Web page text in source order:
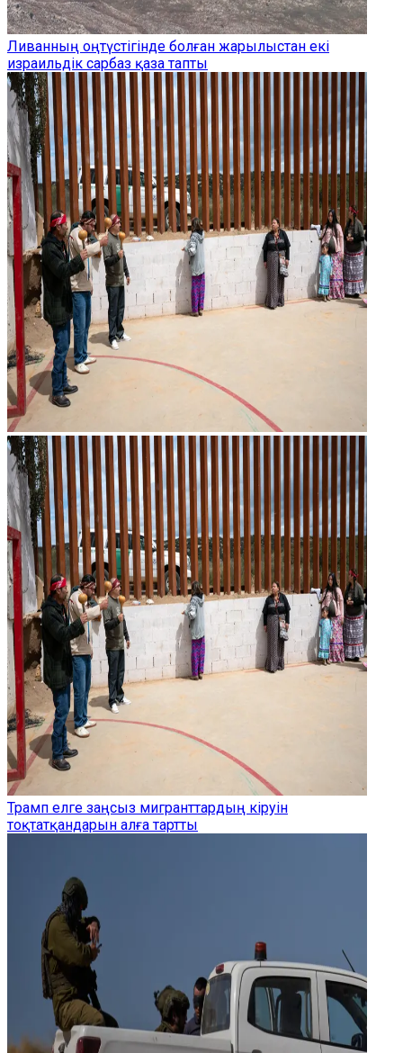
Ливанның оңтүстігінде болған жарылыстан екі
израильдік сарбаз қаза тапты
Трамп елге заңсыз мигранттардың кіруін
тоқтатқандарын алға тартты